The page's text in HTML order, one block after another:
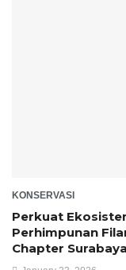
KONSERVASI
Perkuat
Perhimpunan
Chapter Surabaya